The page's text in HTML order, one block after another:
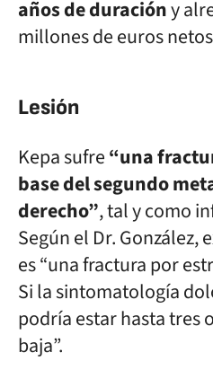
años de duracióny
millones de euros
Lesión
Kepa sufre“una
base del segundo
derecho”, tal y como
Según el Dr. González,
es “una fractura por
Si la sintomatología
podría estar hasta tres
baja”.